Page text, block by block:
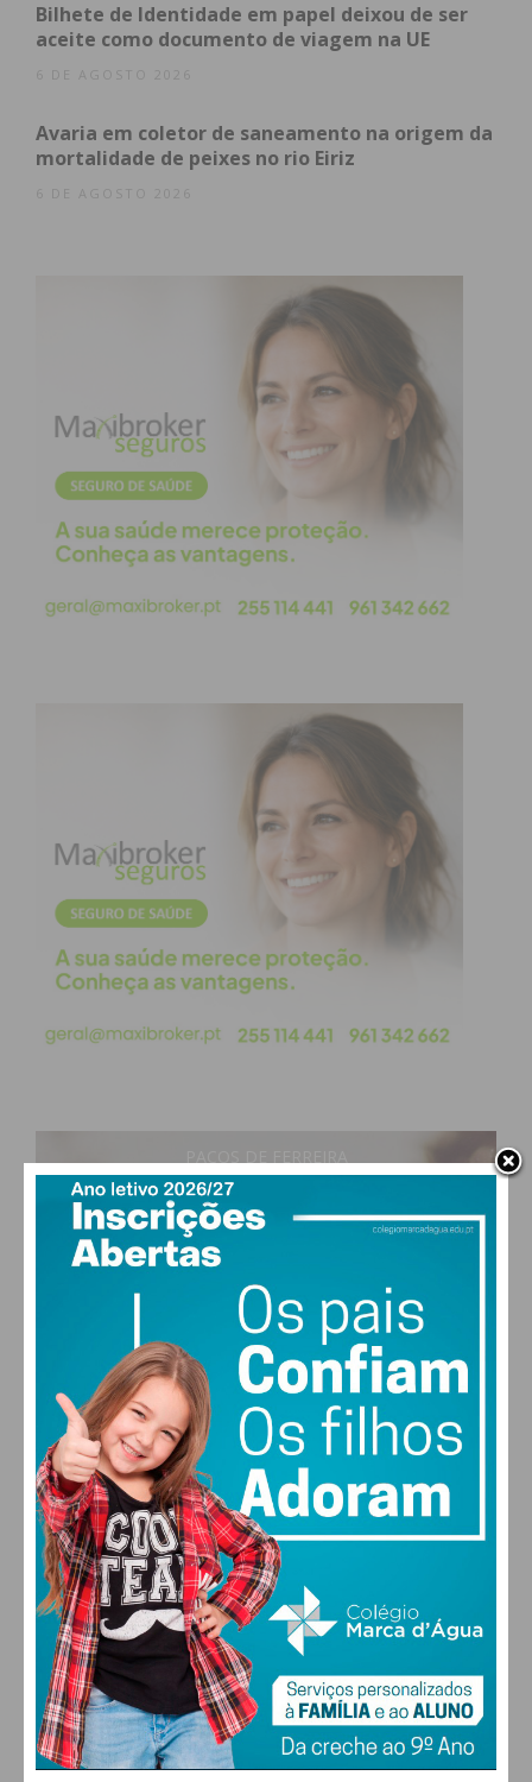
Bilhete de Identidade em papel deixou de ser
aceite como documento de viagem na UE
6 DE AGOSTO 2026
Avaria em coletor de saneamento na origem da
mortalidade de peixes no rio Eiriz
6 DE AGOSTO 2026
28°
clear sky
43% humidade
28°
QUI
30
SEX
29°
SÁB
27°
DOM
ALTERAR
FARMACIAS DE SERVIÇO EM PAÇOS DE
FERREIRA